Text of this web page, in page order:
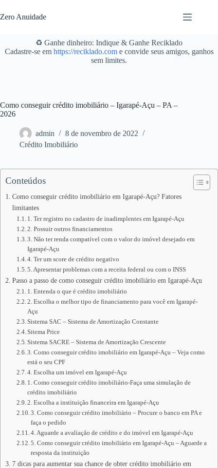
para
o
Zero Anuidade
♻️ Ganhe dinheiro: Indique & Ganhe Reciklado
Cadastre-se em https://reciklado.come convide seus amigos, ganhos
sem limites.
Como conseguir crédito imobiliário – Igarapé-Açu – PA –
2026
admin
8 de novembro de 2022
Crédito Imobiliário
Conteúdos
Como conseguir crédito imobiliário em Igarapé-Açu? Fatores
limitantes
1. Ter registro no cadastro de inadimplentes em Igarapé-Açu
2. Possuir outros financiamentos
3. Não ter renda compatível com o valor do imóvel desejado em
Igarapé-Açu
4. Ter um score de crédito negativo
5. Apresentar problemas com a receita federal ou com o INSS
Passo a passo de como conseguir crédito imobiliário em Igarapé-Açu
1. Entenda o que é crédito imobiliário
2. Escolha o melhor tipo de financiamento para você em Igarapé-
Açu
Sistema SAC – Sistema de Amortização Constante
Sitema Price
Sistema SACRE – Sistema de Amortização Crescente
3. Como conseguir crédito imobiliário em Igarapé-Açu – Veja como
está o seu CPF
4. Escolha um imóvel em Igarapé-Açu
1. Como conseguir crédito imobiliário-Faça uma simulação de
crédito imobiliário
2. Escolha a instituição financeira em Igarapé-Açu
3. Como conseguir crédito imobiliário – Procure o banco em PA e
faça o pedido
4. Aguarde a avaliação de crédito e do imóvel em Igarapé-Açu
5. Como conseguir crédito imobiliário em Igarapé-Açu – Aguarde a
resposta da instituição
7 dicas para aumentar sua chance de obter crédito imobiliário em